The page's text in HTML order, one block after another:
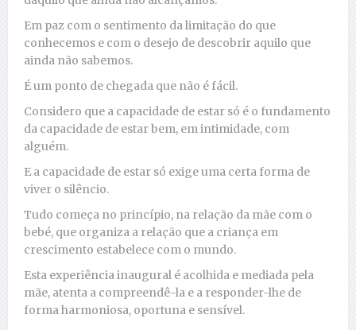
Em paz com o sentimento da limitação do que
conhecemos e com o desejo de descobrir aquilo que
ainda não sabemos.
É um ponto de chegada que não é fácil.
Considero que a capacidade de estar só é o fundamento
da capacidade de estar bem, em intimidade, com
alguém.
E a capacidade de estar só exige uma certa forma de
viver o silêncio.
Tudo começa no princípio, na relação da mãe com o
bebé, que organiza a relação que a criança em
crescimento estabelece com o mundo.
Esta experiência inaugural é acolhida e mediada pela
mãe, atenta a compreendê-la e a responder-lhe de
forma harmoniosa, oportuna e sensível.